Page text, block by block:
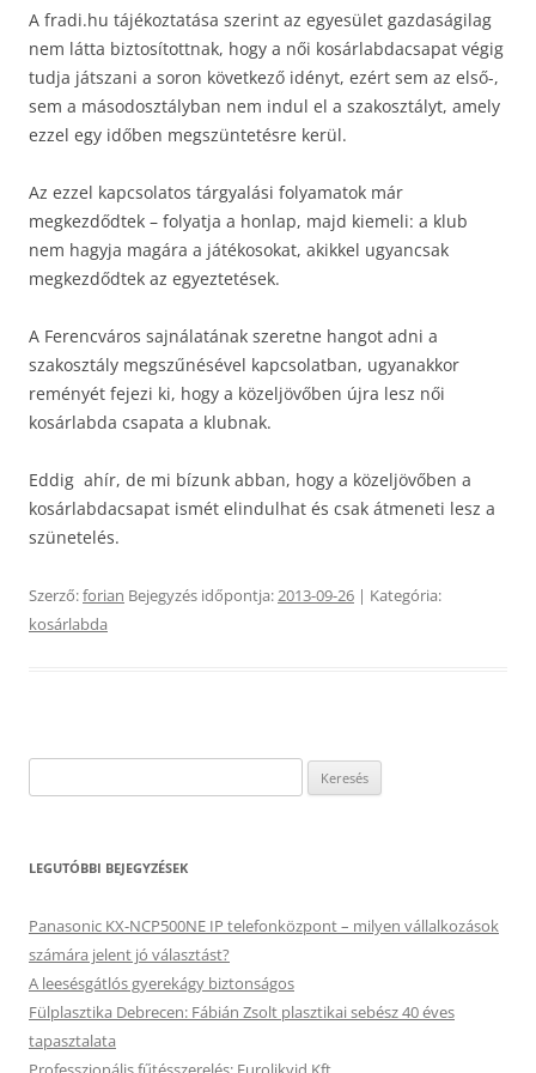
A fradi.hu tájékoztatása szerint az egyesület gazdaságilag
nem látta biztosítottnak, hogy a női kosárlabdacsapat végig
tudja játszani a soron következő idényt, ezért sem az első-,
sem a másodosztályban nem indul el a szakosztályt, amely
ezzel egy időben megszüntetésre kerül.
Az ezzel kapcsolatos tárgyalási folyamatok már
megkezdődtek – folyatja a honlap, majd kiemeli: a klub
nem hagyja magára a játékosokat, akikkel ugyancsak
megkezdődtek az egyeztetések.
A Ferencváros sajnálatának szeretne hangot adni a
szakosztály megszűnésével kapcsolatban, ugyanakkor
reményét fejezi ki, hogy a közeljövőben újra lesz női
kosárlabda csapata a klubnak.
Eddig ahír, de mi bízunk abban, hogy a közeljövőben a
kosárlabdacsapat ismét elindulhat és csak átmeneti lesz a
szünetelés.
Szerző:forian Bejegyzés időpontja:2013-09-26 | Kategória:
kosárlabda
LEGUTÓBBI BEJEGYZÉSEK
Panasonic KX-NCP500NE IP telefonközpont – milyen vállalkozások
számára jelent jó választást?
A leesésgátlós gyerekágy biztonságos
Fülplasztika Debrecen: Fábián Zsolt plasztikai sebész 40 éves
tapasztalata